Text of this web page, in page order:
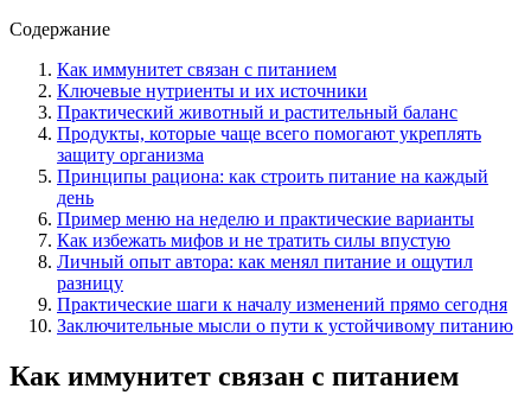
Содержание
Как иммунитет связан с питанием
Ключевые нутриенты и их источники
Практический животный и растительный баланс
Продукты, которые чаще всего помогают укреплять
защиту организма
Принципы рациона: как строить питание на каждый
день
Пример меню на неделю и практические варианты
Как избежать мифов и не тратить силы впустую
Личный опыт автора: как менял питание и ощутил
разницу
Практические шаги к началу изменений прямо сегодня
Заключительные мысли о пути к устойчивому питанию
Как иммунитет связан с питанием